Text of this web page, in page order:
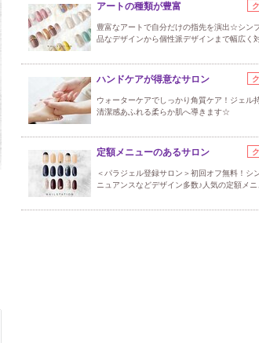
アートの種類が豊富
豊富なアートで自分だけの指先を演出☆シン
品なデザインから個性派デザインまで幅広く
ハンドケアが得意なサロン
ウォーターケアでしっかり角質ケア！ジェル
清潔感あふれる柔らか肌へ導きます☆
定額メニューのあるサロン
＜パラジェル登録サロン＞初回オフ無料！シ
ニュアンスなどデザイン多数♪人気の定額メ